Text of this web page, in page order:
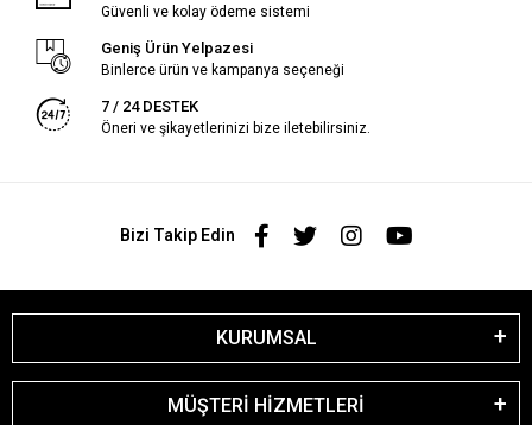
Güvenli ve kolay ödeme sistemi
Geniş Ürün Yelpazesi
Binlerce ürün ve kampanya seçeneği
7 / 24 DESTEK
Öneri ve şikayetlerinizi bize iletebilirsiniz.
Bizi Takip Edin
KURUMSAL
MÜŞTERİ HİZMETLERİ